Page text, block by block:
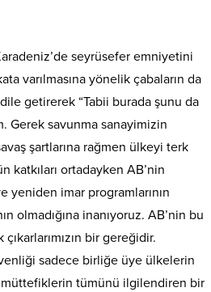
seyrüsefer emniyetini
varılmasına yönelik çabaların da
getirerek “Tabii burada şunu da
Gerek savunma sanayimizin
şartlarına rağmen ülkeyi terk
katkıları ortadayken AB’nin
yeniden imar programlarının
olmadığına inanıyoruz. AB’nin bu
bir gereğidir.
sadece birliğe üye ülkelerin
müttefiklerin tümünü ilgilendiren bir